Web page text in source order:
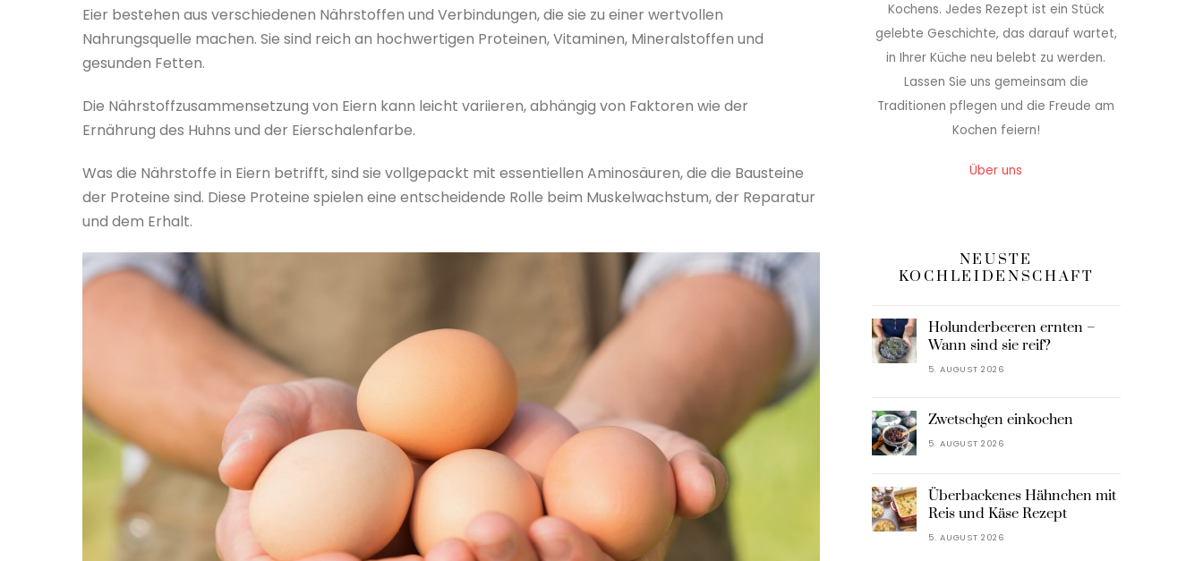
Eier bestehen aus verschiedenen Nährstoffen und Verbindungen, die sie zu einer wertvollen
Nahrungsquelle machen. Sie sind reich an hochwertigen Proteinen, Vitaminen, Mineralstoffen und
gesunden Fetten.
Die Nährstoffzusammensetzung von Eiern kann leicht variieren, abhängig von Faktoren wie der
Ernährung des Huhns und der Eierschalenfarbe.
Was die Nährstoffe in Eiern betrifft, sind sie vollgepackt mit essentiellen Aminosäuren, die die Bausteine
der Proteine sind. Diese Proteine spielen eine entscheidende Rolle beim Muskelwachstum, der Reparatur
und dem Erhalt.
Kochens. Jedes Rezept ist ein Stück
gelebte Geschichte, das darauf wartet,
in Ihrer Küche neu belebt zu werden.
Lassen Sie uns gemeinsam die
Traditionen pflegen und die Freude am
Kochen feiern!
Über uns
NEUSTE
KOCHLEIDENSCHAFT
Holunderbeeren ernten –
Wann sind sie reif?
5. AUGUST 2026
Zwetschgen einkochen
5. AUGUST 2026
Überbackenes Hähnchen mit
Reis und Käse Rezept
5. AUGUST 2026